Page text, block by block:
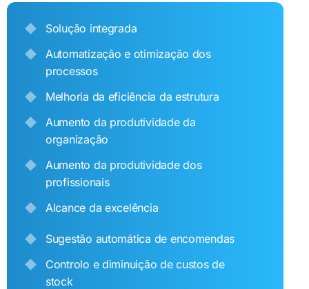
Solução integrada
Automatização e otimização dos
processos
Melhoria da eficiência da estrutura
Aumento da produtividade da
organização
Aumento da produtividade dos
profissionais
Alcance da excelência
Sugestão automática de encomendas
Controlo e diminuição de custos de
stock